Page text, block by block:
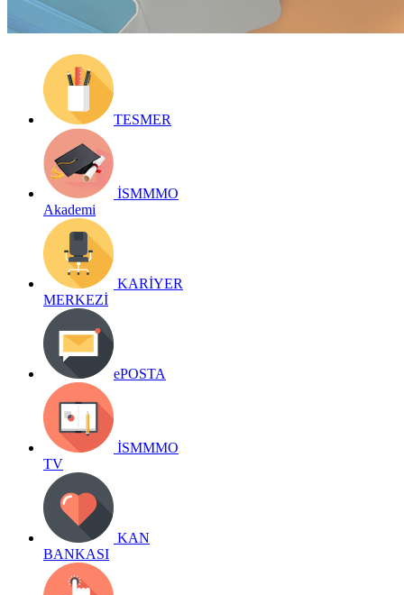
TESMER
İSMMMO
Akademi
KARİYER
MERKEZİ
ePOSTA
İSMMMO
TV
KAN
BANKASI